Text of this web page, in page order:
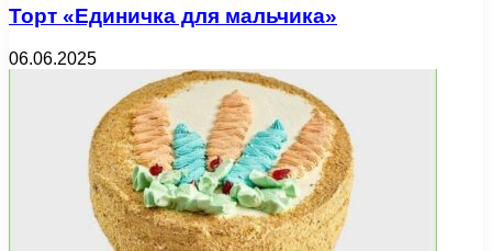
Торт «Единичка для мальчика»
06.06.2025